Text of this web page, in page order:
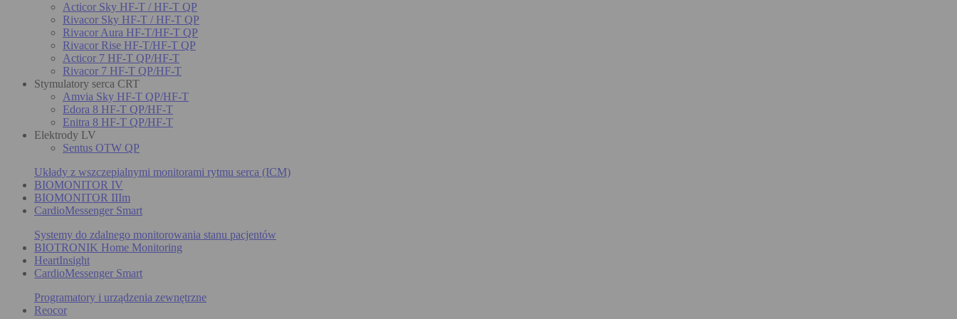
Acticor Sky HF-T / HF-T QP
Rivacor Sky HF-T / HF-T QP
Rivacor Aura HF-T/HF-T QP
Rivacor Rise HF-T/HF-T QP
Acticor 7 HF-T QP/HF-T
Rivacor 7 HF-T QP/HF-T
Stymulatory serca CRT
Amvia Sky HF-T QP/HF-T
Edora 8 HF-T QP/HF-T
Enitra 8 HF-T QP/HF-T
Elektrody LV
Sentus OTW QP
Układy z wszczepialnymi monitorami rytmu serca (ICM)
BIOMONITOR IV
BIOMONITOR IIIm
CardioMessenger Smart
Systemy do zdalnego monitorowania stanu pacjentów
BIOTRONIK Home Monitoring
HeartInsight
CardioMessenger Smart
Programatory i urządzenia zewnętrzne
Reocor